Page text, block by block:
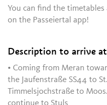
You can find the
on the Passeiertal app!
Description to arrive
• Coming from Meran
the Jaufenstraße SS44 to
Timmelsjochstraße to